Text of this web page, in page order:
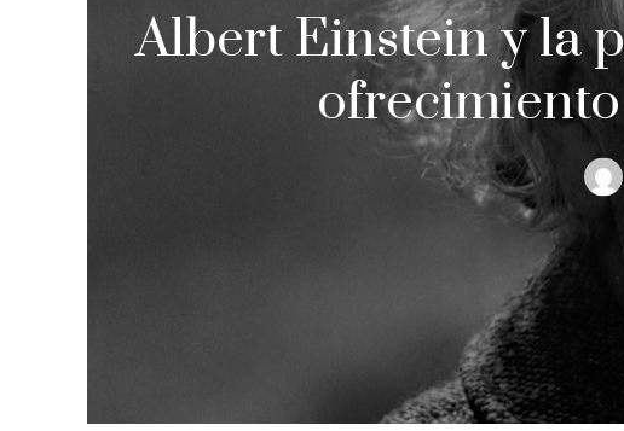
Albert Einstein y la